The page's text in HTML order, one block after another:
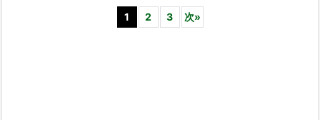
1 2 3 次»